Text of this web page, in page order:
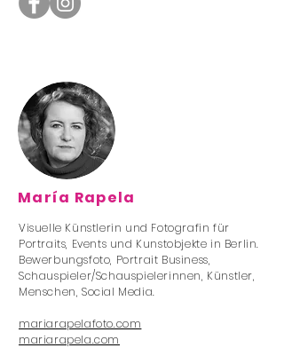
María Rapela
Visuelle Künstlerin und Fotografin für
Portraits, Events und Kunstobjekte in Berlin.
Bewerbungsfoto, Portrait Business,
Schauspieler/Schauspielerinnen, Künstler,
Menschen, Social Media.
mariarapelafoto.com
mariarapela.com